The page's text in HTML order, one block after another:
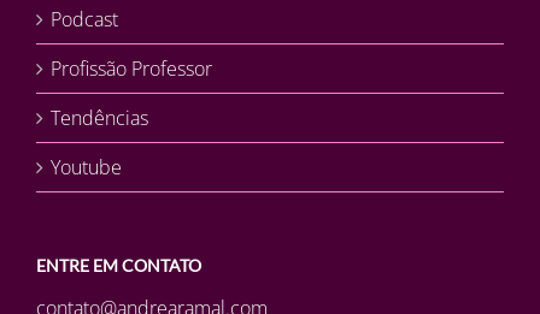
Podcast
Profissão Professor
Tendências
Youtube
ENTRE EM CONTATO
contato@andrearamal.com